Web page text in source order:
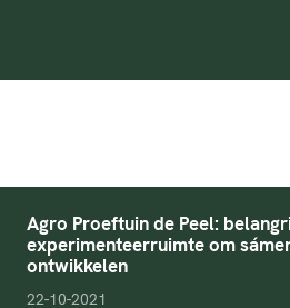
Agro Proeftuin de Peel:
experimenteerruimte om
ontwikkelen
pubDate
22-10-2021